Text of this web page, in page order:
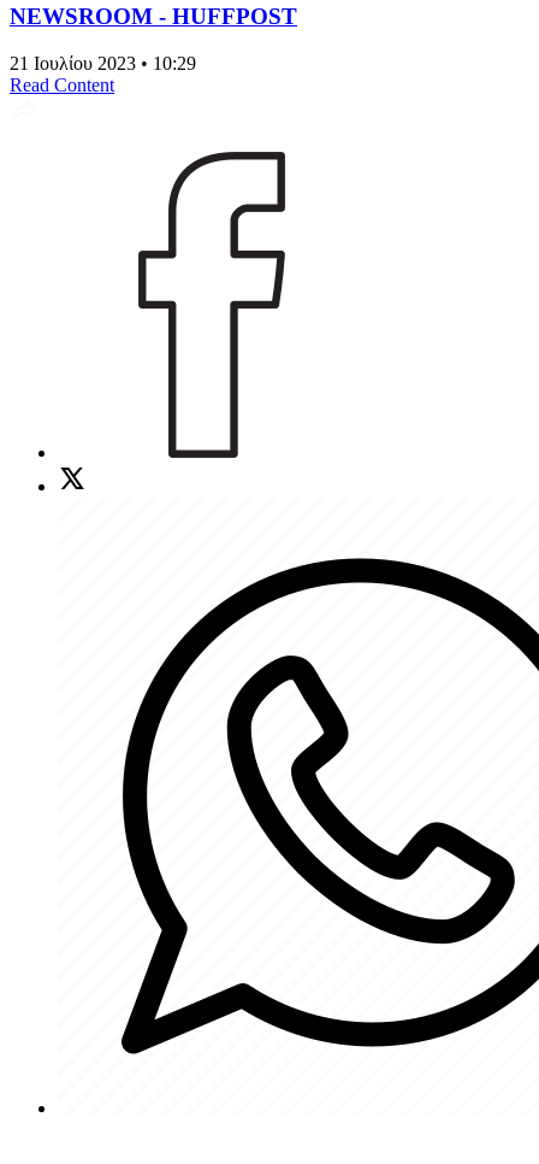
NEWSROOM - HUFFPOST
21 Ιουλίου 2023 • 10:29
Read Content